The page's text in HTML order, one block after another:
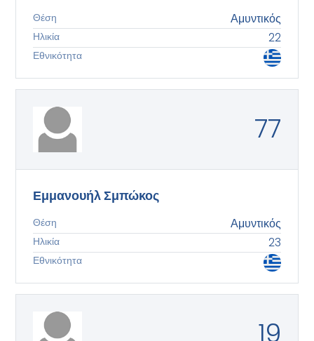
Θέση Αμυντικός
Ηλικία 22
Εθνικότητα
77
Εμμανουήλ Σμπώκος
Θέση Αμυντικός
Ηλικία 23
Εθνικότητα
19